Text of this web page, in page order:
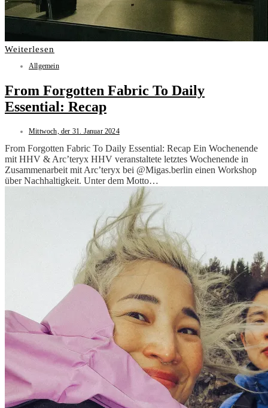
Weiterlesen
Allgemein
From Forgotten Fabric To Daily
Essential: Recap
Mittwoch, der 31. Januar 2024
From Forgotten Fabric To Daily Essential: Recap Ein Wochenende
mit HHV & Arc’teryx HHV veranstaltete letztes Wochenende in
Zusammenarbeit mit Arc’teryx bei @Migas.berlin einen Workshop
über Nachhaltigkeit. Unter dem Motto…